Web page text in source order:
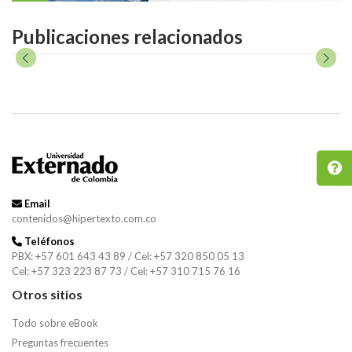
Publicaciones relacionados
Email
contenidos@hipertexto.com.co
Teléfonos
PBX: +57 601 643 43 89 / Cel: +57 320 850 05 13
Cel: +57 323 223 87 73 / Cel: +57 310 715 76 16
Otros sitios
Todo sobre eBook
Preguntas frecuentes